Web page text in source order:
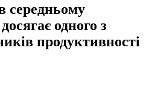
середньому
одного з
продуктивності